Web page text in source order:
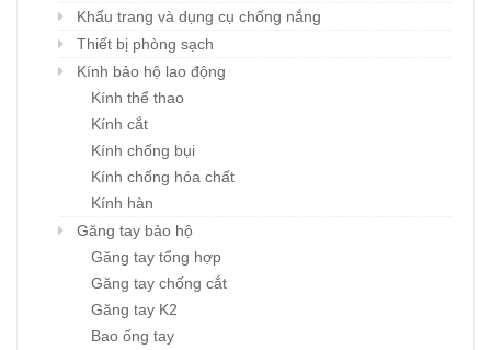
Khẩu trang và dụng cụ chống nắng
Thiết bị phòng sạch
Kính bảo hộ lao động
Kính thể thao
Kính cắt
Kính chống bụi
Kính chống hóa chất
Kính hàn
Găng tay bảo hộ
Găng tay tổng hợp
Găng tay chống cắt
Găng tay K2
Bao ống tay